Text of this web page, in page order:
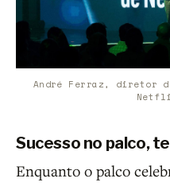
André Ferraz, diretor
Sucesso no palco,
Enquanto o palco